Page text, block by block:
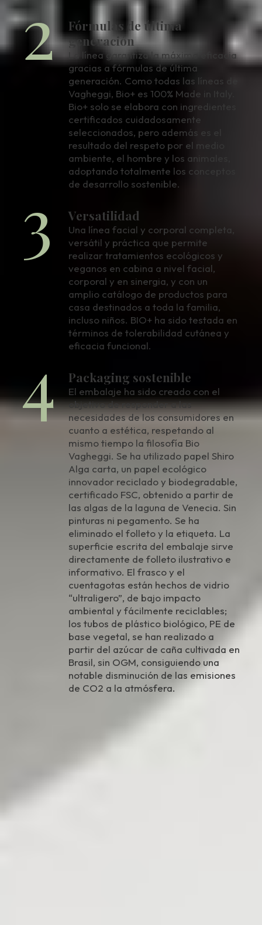
2
Fórmulas de última
generación
La línea garantiza la máxima eficacia
gracias a fórmulas de última
generación. Como todas las líneas de
Vagheggi, Bio+ es 100% Made in Italy.
Bio+ solo se elabora con ingredientes
certificados cuidadosamente
seleccionados, pero además es el
resultado del respeto por el medio
ambiente, el hombre y los animales,
adoptando totalmente los conceptos
de desarrollo sostenible.
3 Versatilidad
Una línea facial y corporal completa,
versátil y práctica que permite
realizar tratamientos ecológicos y
veganos en cabina a nivel facial,
corporal y en sinergia, y con un
amplio catálogo de productos para
casa destinados a toda la familia,
incluso niños. BIO+ ha sido testada en
términos de tolerabilidad cutánea y
eficacia funcional.
4 Packaging sostenible
El embalaje ha sido creado con el
objetivo de responder a las
necesidades de los consumidores en
cuanto a estética, respetando al
mismo tiempo la filosofía Bio
Vagheggi. Se ha utilizado papel Shiro
Alga carta, un papel ecológico
innovador reciclado y biodegradable,
certificado FSC, obtenido a partir de
las algas de la laguna de Venecia. Sin
pinturas ni pegamento. Se ha
eliminado el folleto y la etiqueta. La
superficie escrita del embalaje sirve
directamente de folleto ilustrativo e
informativo. El frasco y el
cuentagotas están hechos de vidrio
“ultraligero”, de bajo impacto
ambiental y fácilmente reciclables;
los tubos de plástico biológico, PE de
base vegetal, se han realizado a
partir del azúcar de caña cultivada en
Brasil, sin OGM, consiguiendo una
notable disminución de las emisiones
de CO2 a la atmósfera.
Descubre los productos para
tratamientos en cabina y uso en